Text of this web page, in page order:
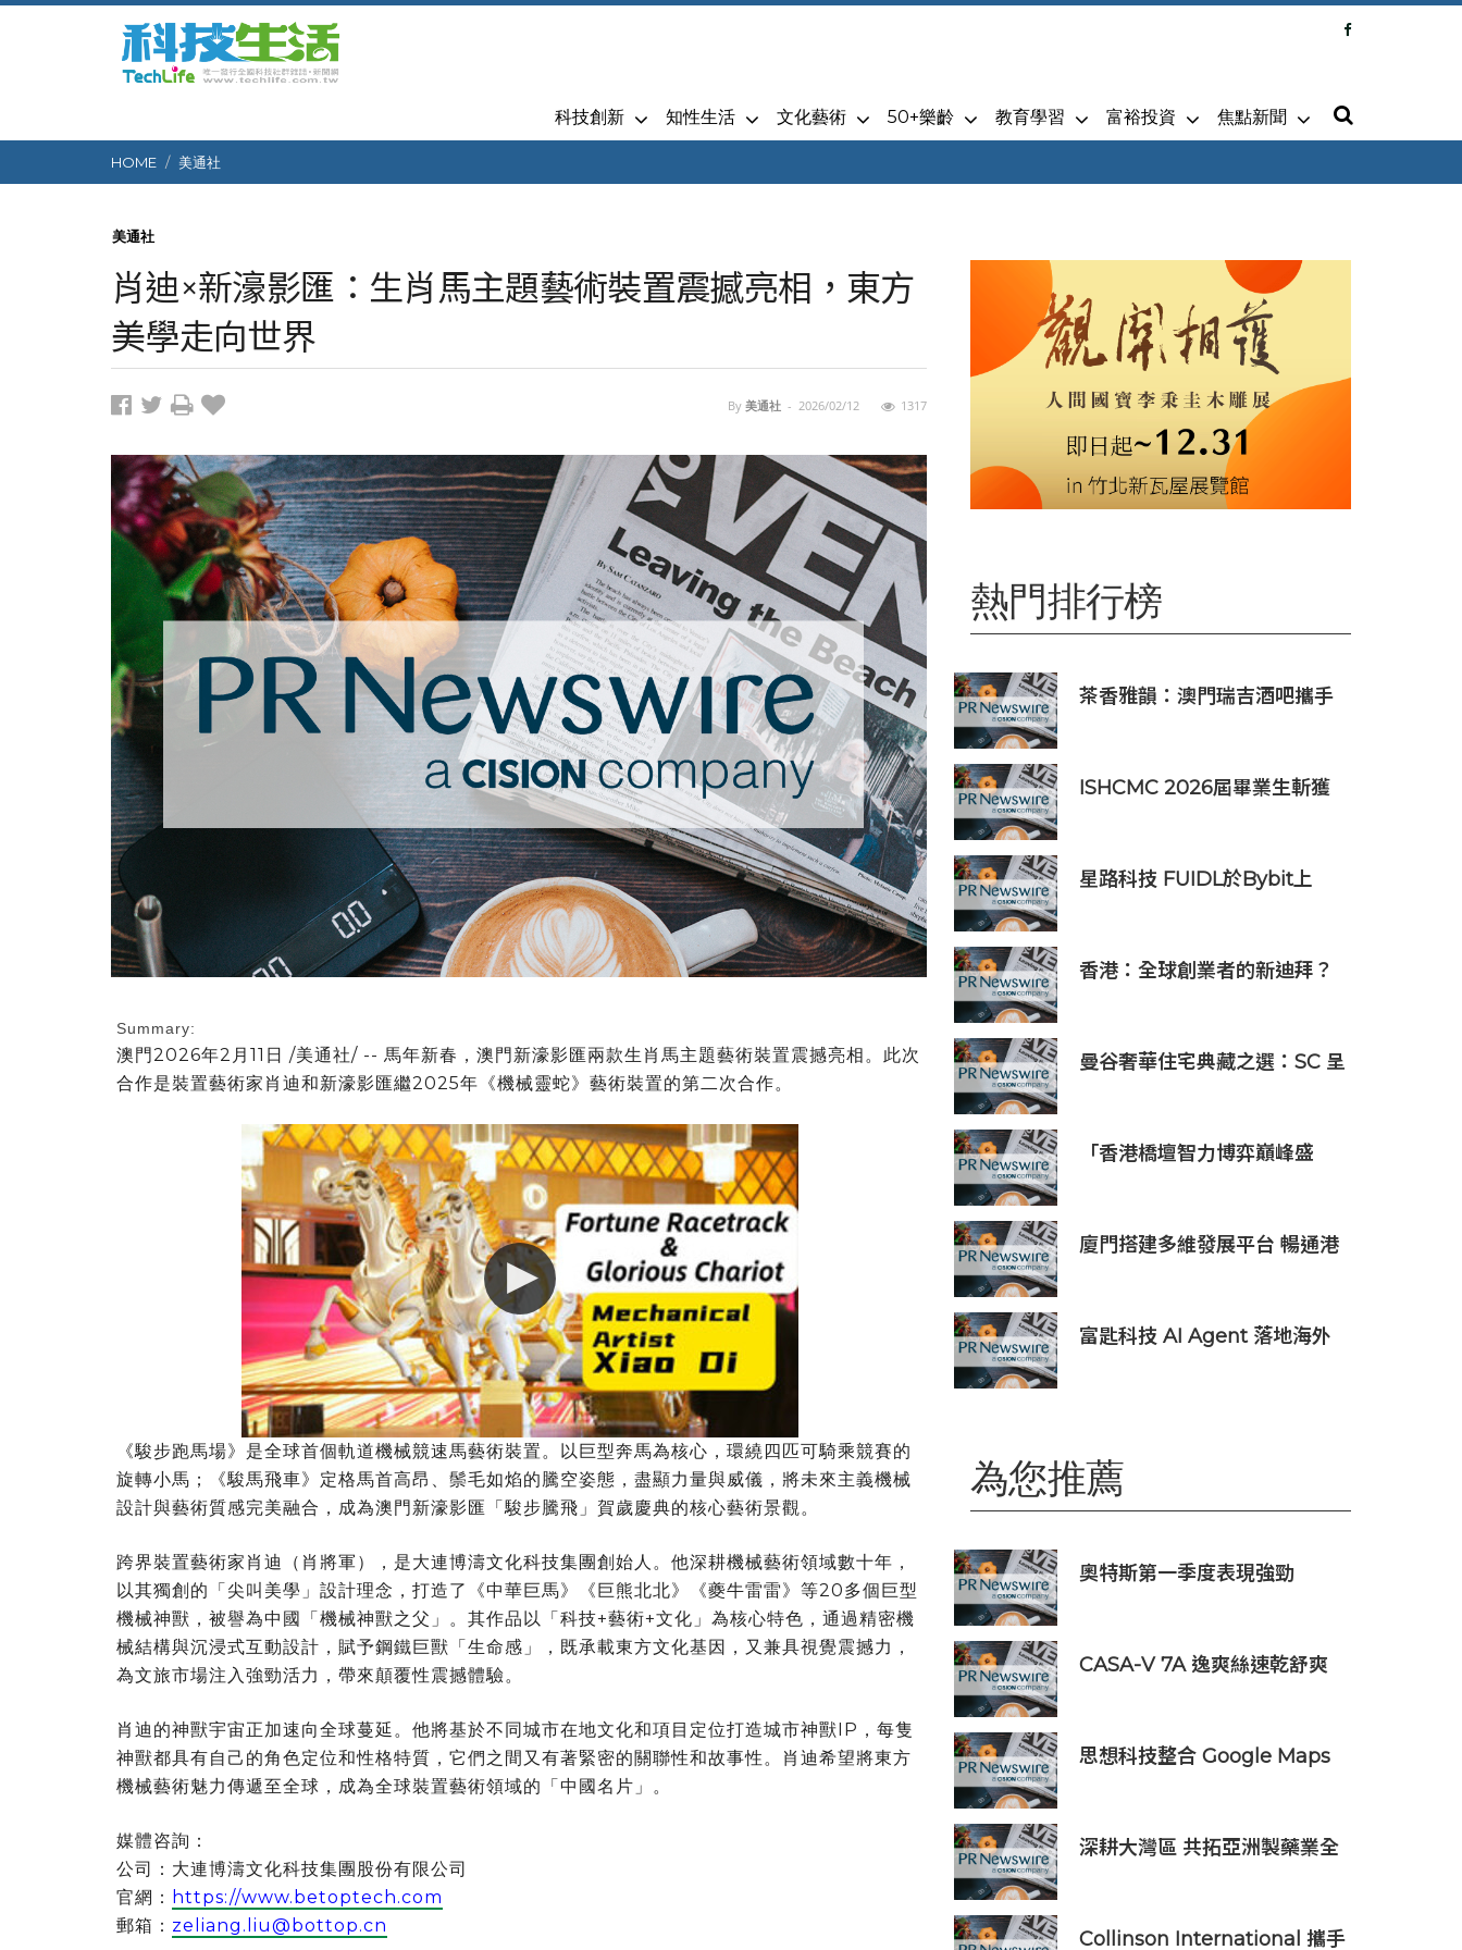
科技創新 知性生活 文化藝術 50+樂齡 教育學習 富裕投資 焦點新聞
HOME 美通社
美通社
肖迪×新濠影匯：生肖馬主題藝術裝置震撼亮相，東方
美學走向世界
By 美通社 - 2026/02/12 1317
Summary:
澳門2026年2月11日 /美通社/ -- 馬年新春，澳門新濠影匯兩款生肖馬主題藝術裝置震撼亮相。此次
合作是裝置藝術家肖迪和新濠影匯繼2025年《機械靈蛇》藝術裝置的第二次合作。
《駿步跑馬場》是全球首個軌道機械競速馬藝術裝置。以巨型奔馬為核心，環繞四匹可騎乘競賽的
旋轉小馬；《駿馬飛車》定格馬首高昂、鬃毛如焰的騰空姿態，盡顯力量與威儀，將未來主義機械
設計與藝術質感完美融合，成為澳門新濠影匯「駿步騰飛」賀歲慶典的核心藝術景觀。
跨界裝置藝術家肖迪（肖將軍），是大連博濤文化科技集團創始人。他深耕機械藝術領域數十年，
以其獨創的「尖叫美學」設計理念，打造了《中華巨馬》《巨熊北北》《夔牛雷雷》等20多個巨型
機械神獸，被譽為中國「機械神獸之父」。其作品以「科技+藝術+文化」為核心特色，通過精密機
械結構與沉浸式互動設計，賦予鋼鐵巨獸「生命感」，既承載東方文化基因，又兼具視覺震撼力，
為文旅市場注入強勁活力，帶來顛覆性震撼體驗。
肖迪的神獸宇宙正加速向全球蔓延。他將基於不同城市在地文化和項目定位打造城市神獸IP，每隻
神獸都具有自己的角色定位和性格特質，它們之間又有著緊密的關聯性和故事性。肖迪希望將東方
機械藝術魅力傳遞至全球，成為全球裝置藝術領域的「中國名片」。
媒體咨詢：
公司：大連博濤文化科技集團股份有限公司
官網： https://www.betoptech.com
郵箱： zeliang.liu@bottop.cn
熱門排行榜
茶香雅韻：澳門瑞吉酒吧攜手
ISHCMC 2026屆畢業生斬獲
星路科技 FUIDL於Bybit上
香港：全球創業者的新迪拜？
曼谷奢華住宅典藏之選：SC 呈
「香港橋壇智力博弈巔峰盛
廈門搭建多維發展平台 暢通港
富匙科技 AI Agent 落地海外
為您推薦
奧特斯第一季度表現強勁
CASA-V 7A 逸爽絲速乾舒爽
思想科技整合 Google Maps
單、削減 25% 車隊營運成本
深耕大灣區 共拓亞洲製藥業全
Collinson International 攜手